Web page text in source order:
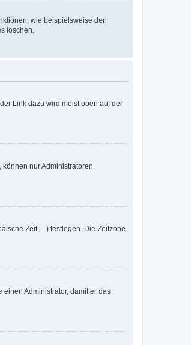
wie beispielsweise den
löschen.
Link dazu wird meist oben auf der
nur Administratoren,
Zeit, ...) festlegen. Die Zeitzone
Administrator, damit er das